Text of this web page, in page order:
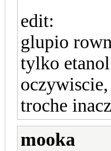
edit:
glupio
tylko
troche
mooka